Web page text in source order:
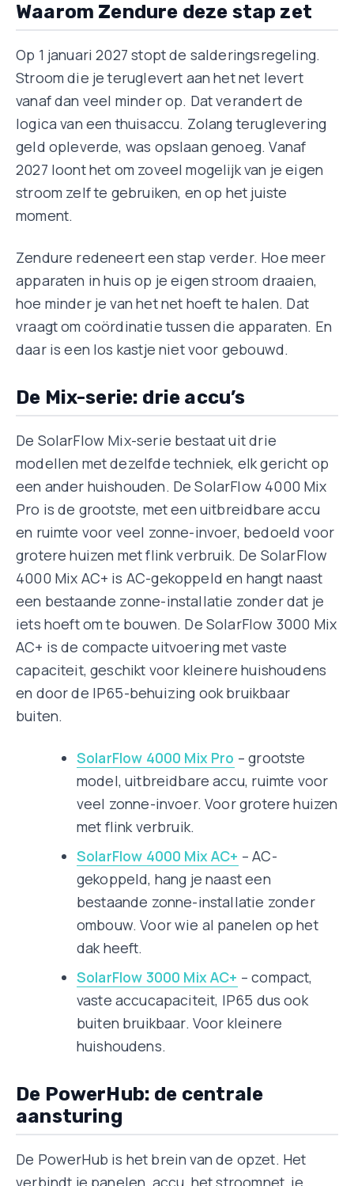
Waarom Zendure deze stap zet
Op 1 januari 2027 stopt de salderingsregeling.
Stroom die je teruglevert aan het net levert
vanaf dan veel minder op. Dat verandert de
logica van een thuisaccu. Zolang teruglevering
geld opleverde, was opslaan genoeg. Vanaf
2027 loont het om zoveel mogelijk van je eigen
stroom zelf te gebruiken, en op het juiste
moment.
Zendure redeneert een stap verder. Hoe meer
apparaten in huis op je eigen stroom draaien,
hoe minder je van het net hoeft te halen. Dat
vraagt om coördinatie tussen die apparaten. En
daar is een los kastje niet voor gebouwd.
De Mix-serie: drie accu’s
De SolarFlow Mix-serie bestaat uit drie
modellen met dezelfde techniek, elk gericht op
een ander huishouden. De SolarFlow 4000 Mix
Pro is de grootste, met een uitbreidbare accu
en ruimte voor veel zonne-invoer, bedoeld voor
grotere huizen met flink verbruik. De SolarFlow
4000 Mix AC+ is AC-gekoppeld en hangt naast
een bestaande zonne-installatie zonder dat je
iets hoeft om te bouwen. De SolarFlow 3000 Mix
AC+ is de compacte uitvoering met vaste
capaciteit, geschikt voor kleinere huishoudens
en door de IP65-behuizing ook bruikbaar
buiten.
SolarFlow 4000 Mix Pro – grootste
model, uitbreidbare accu, ruimte voor
veel zonne-invoer. Voor grotere huizen
met flink verbruik.
SolarFlow 4000 Mix AC+ – AC-
gekoppeld, hang je naast een
bestaande zonne-installatie zonder
ombouw. Voor wie al panelen op het
dak heeft.
SolarFlow 3000 Mix AC+ – compact,
vaste accucapaciteit, IP65 dus ook
buiten bruikbaar. Voor kleinere
huishoudens.
De PowerHub: de centrale
aansturing
De PowerHub is het brein van de opzet. Het
verbindt je panelen, accu, het stroomnet, je